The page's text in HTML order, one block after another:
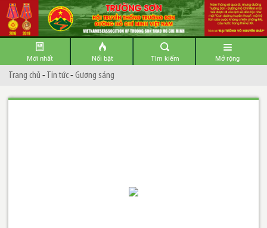
Mới nhất Nổi bật Tìm kiếm Mở rộng
Trang chủ -Tin tức-Gương sáng